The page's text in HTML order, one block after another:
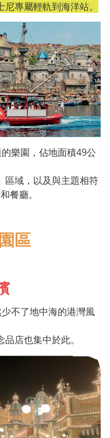
專屬輕軌到海洋站。
樂園，佔地面積49公
區域，以及與主題相符
餐廳。
區
不了地中海的港灣風
店也集中於此。